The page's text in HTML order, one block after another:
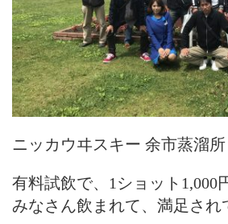
ニッカウヰスキー 余市蒸溜所
有料試飲で、1ショット1,000
みなさん飲まれて、満足され